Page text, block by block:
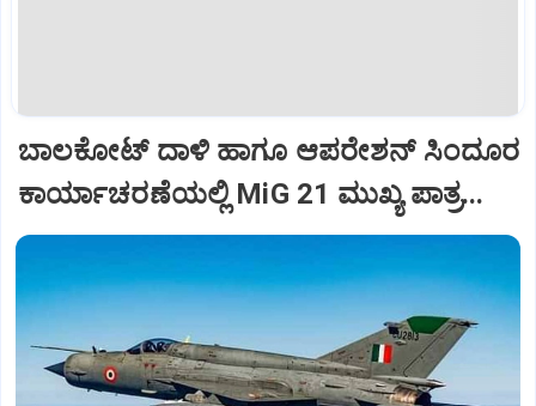
ಬಾಲಕೋಟ್‌ ದಾಳಿ ಹಾಗೂ ಆಪರೇಶನ್‌ ಸಿಂದೂರ
ಕಾರ್ಯಾಚರಣೆಯಲ್ಲಿ MiG 21 ಮುಖ್ಯ ಪಾತ್ರ...